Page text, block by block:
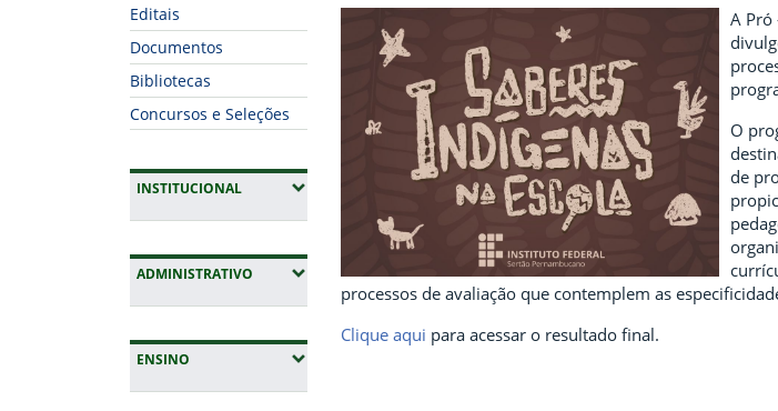
Editais
Documentos
Bibliotecas
Concursos e Seleções
INSTITUCIONAL(EXPANDIR SUBMENUS)
ADMINISTRATIVO (EXPANDIR SUBMENUS)
ENSINO (EXPANDIR SUBMENUS)
A Pró
O
de
processos de avaliação que contemplem as
Clique aqui para acessar o resultado final.